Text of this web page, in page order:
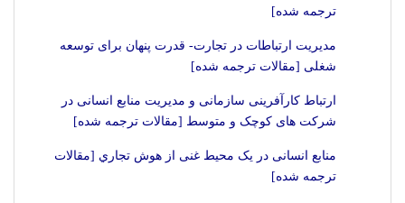
ترجمه شده]
مدیریت ارتباطات در تجارت- قدرت پنهان برای توسعه
شغلی [مقالات ترجمه شده]
ارتباط کارآفرینی سازمانی و مدیریت منابع انسانی در
شرکت های کوچک و متوسط [مقالات ترجمه شده]
منابع انسانی در یک محیط غنی از هوش تجاري [مقالات
ترجمه شده]